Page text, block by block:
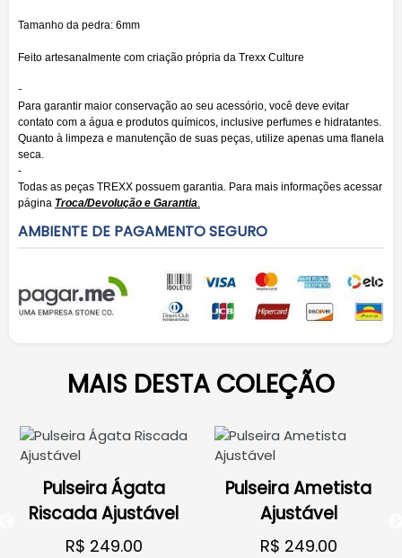
Tamanho da pedra: 6mm
Feito artesanalmente com criação própria da Trexx Culture
-
Para garantir maior conservação ao seu acessório, você deve evitar
contato com a água e produtos químicos, inclusive perfumes e hidratantes.
Quanto à limpeza e manutenção de suas peças, utilize apenas uma flanela
seca.
-
Todas as peças TREXX possuem garantia. Para mais informações acessar
página Troca/Devolução e Garantia.
AMBIENTE DE PAGAMENTO SEGURO
MAIS DESTA COLEÇÃO
Pulseira Ágata
Riscada Ajustável
R$ 249.00
Pulseira Ametista
Ajustável
R$ 249.00